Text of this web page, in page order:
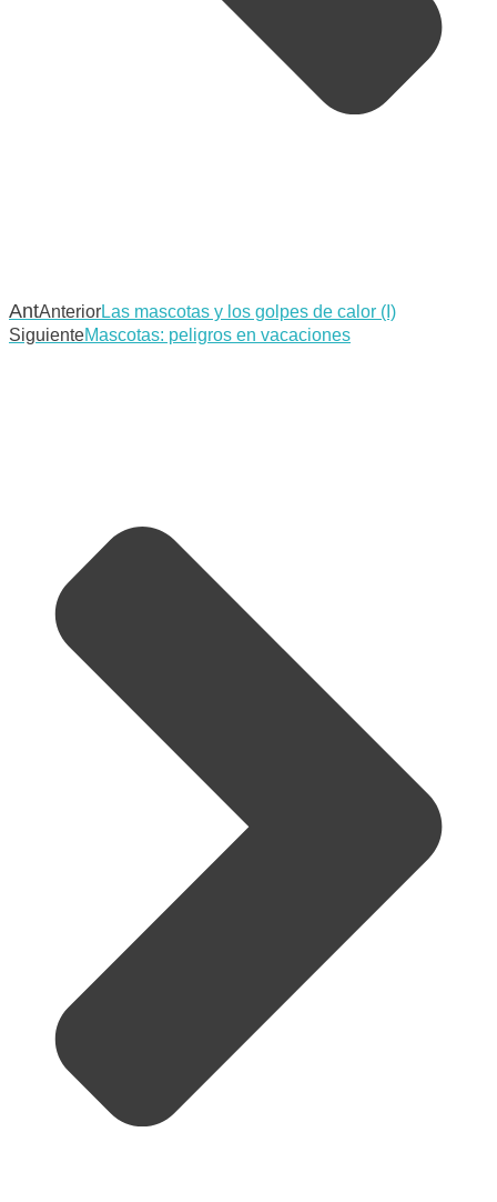
AntAnteriorLas mascotas y los golpes de calor (I)
SiguienteMascotas: peligros en vacaciones